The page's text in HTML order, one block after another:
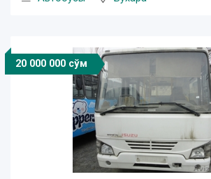
20 000 000 сўм